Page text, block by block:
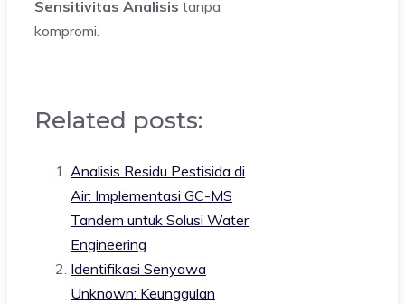
Sensitivitas Analisis tanpa
kompromi.
Related posts:
Analisis Residu Pestisida di
Air: Implementasi GC-MS
Tandem untuk Solusi Water
Engineering
Identifikasi Senyawa
Unknown: Keunggulan